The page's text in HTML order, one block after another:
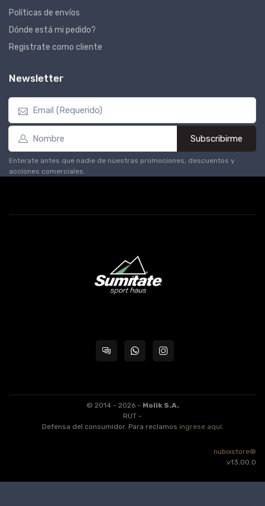
Políticas de envíos
Dónde está mi pedido?
Registrate como cliente
Newsletter
Subscribirme
Enterate antes que nadie de nuestras promociones, descuentos y
acciones comerciales.
© 2014 - 2026 - Molik S.A.
RUT -
Defensa del consumidor. Para reclamos ingrese aquí.
nubixstore®
v13.00.0